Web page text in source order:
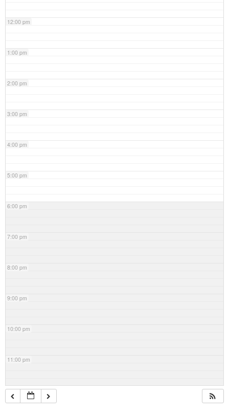
12:00 pm
1:00 pm
2:00 pm
3:00 pm
4:00 pm
5:00 pm
6:00 pm
7:00 pm
8:00 pm
9:00 pm
10:00 pm
11:00 pm